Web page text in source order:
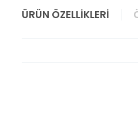
ÜRÜN ÖZELLIKLERI